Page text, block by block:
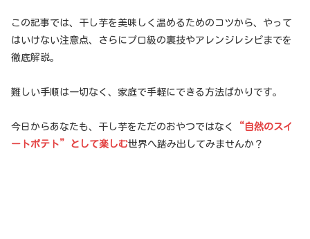
この記事では、干し芋を美味しく温めるためのコツから、やって
はいけない注意点、さらにプロ級の裏技やアレンジレシピまでを
徹底解説。
難しい手順は一切なく、家庭で手軽にできる方法ばかりです。
今日からあなたも、干し芋をただのおやつではなく
“自然のスイ
ートポテト”として楽しむ世界へ踏み出してみませんか？